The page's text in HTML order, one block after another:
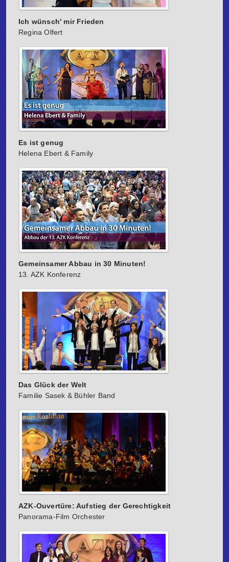
Ich wünsch' mir Frieden
Regina Olfert
Es ist genug
Helena Ebert & Family
Gemeinsamer Abbau in 30 Minuten!
13. AZK Konferenz
Das Glück der Welt
Familie Sasek & Bühler Band
AZK-Ouvertüre: Aufstieg der Gerechtigkeit
Panorama-Film Orchester